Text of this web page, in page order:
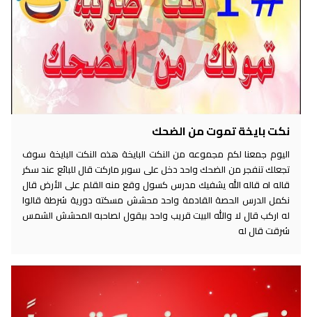
نكت بايخة تموت من الضحك
اليوم جمعنا لكم مجموعه من النكت البايخة هذه النكت البايخة سوف
تجعلك تنفجر من الضحك واحد دخل على سوبر ماركت قال للبائع عند سكر
قاله اه قاله الله يشفيك مدرس كسول وقع منه القلم على الأرض قال
نكمل الدرس الحصة القادمة واحد محشش مسكته دورية شرطة قالوا
له اركب قال لا والله البيت قريب واحد بيقول لصاحبه المحشش الشمس
شرقت قال له